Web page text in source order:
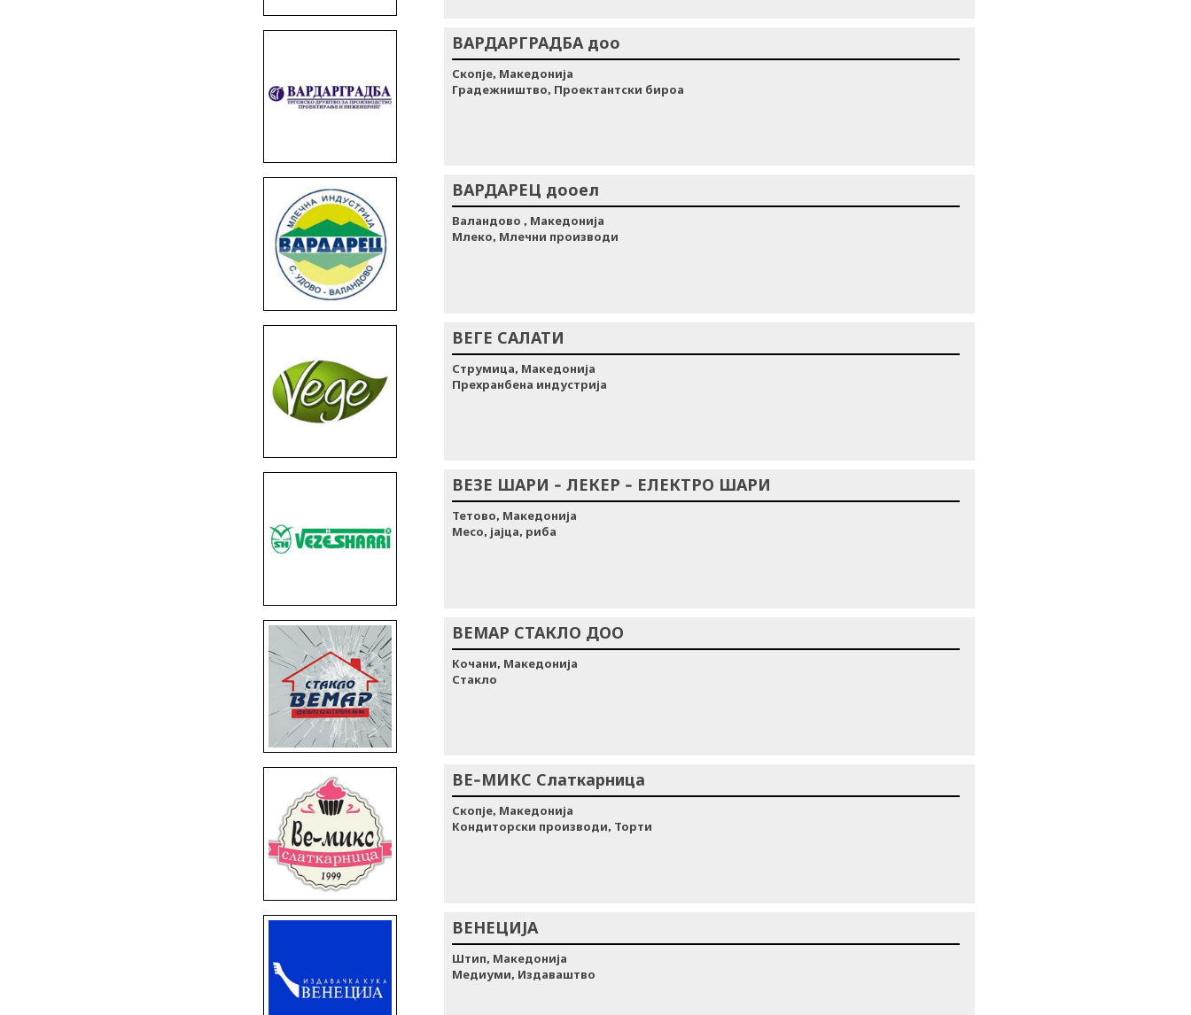
ВАРДАРГРАДБА доо
Скопје, Македонија
Градежништво, Проектантски бироа
ВАРДАРЕЦ дооел
Валандово , Македонија
Млеко, Млечни производи
ВЕГЕ САЛАТИ
Струмица, Македонија
Прехранбена индустрија
ВЕЗЕ ШАРИ - ЛЕКЕР - ЕЛЕКТРО ШАРИ
Тетово, Македонија
Месо, јајца, риба
ВЕМАР СТАКЛО ДОО
Кочани, Македонија
Стакло
ВЕ-МИКС Слаткарница
Скопје, Македонија
Кондиторски производи, Торти
ВЕНЕЦИЈА
Штип, Македонија
Медиуми, Издаваштво